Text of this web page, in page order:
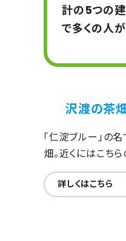
計の5つの建
で多くの人が
沢渡の茶
「仁淀ブルー」の
畑。近くにはこち
詳しくはこちら